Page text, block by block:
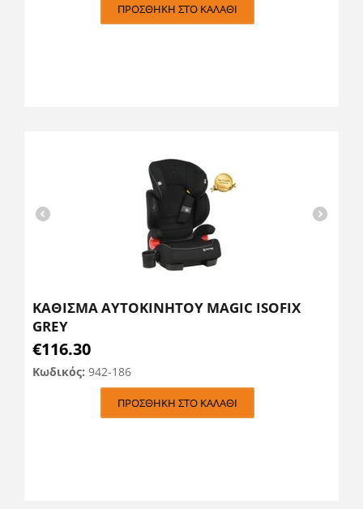
ΠΡΟΣΘΉΚΗ ΣΤΟ ΚΑΛΆΘΙ
ΚΑΘΙΣΜΑ ΑΥΤΟΚΙΝΗΤΟΥ MAGIC ISOFIX
GREY
€116.30
Κωδικός: 942-186
ΠΡΟΣΘΉΚΗ ΣΤΟ ΚΑΛΆΘΙ